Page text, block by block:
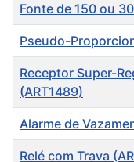
Fonte de 150 ou
Pseudo-
Receptor Super-
(ART1489)
Alarme de
Relé com Trava